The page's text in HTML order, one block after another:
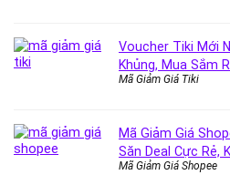
Voucher Tiki Mới
Khủng, Mua Sắm
Mã Giảm Giá Tiki
Mã Giảm Giá
Săn Deal Cực Rẻ,
Mã Giảm Giá Shopee